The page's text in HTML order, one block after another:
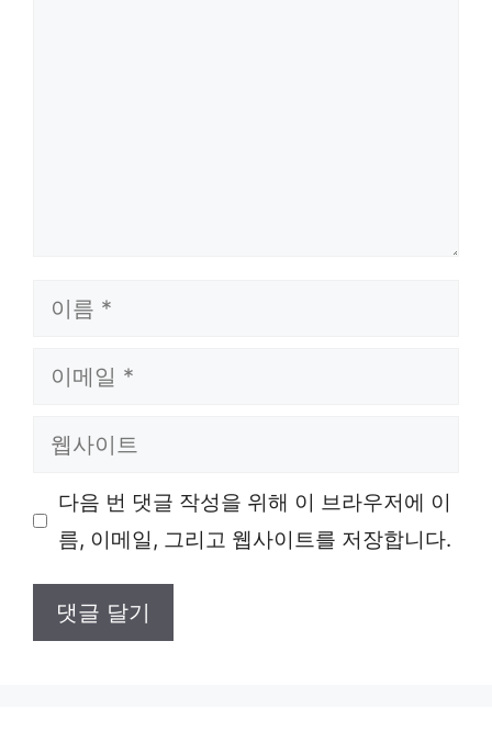
이
이
일
웹
이 다음 번 댓글 작성을 위해 이 브라우저에 이
름, 이메일, 그리고 웹사이트를 저장합니다.